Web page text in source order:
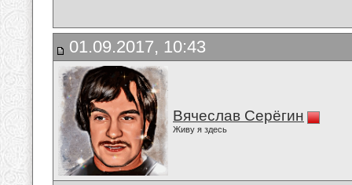
01.09.2017, 10:43
Вячеслав Серёгин
Живу я здесь